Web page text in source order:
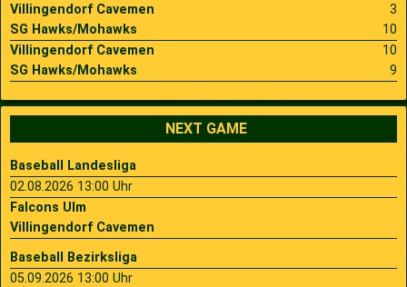
Villingendorf Cavemen
3
SG Hawks/Mohawks
10
Villingendorf Cavemen
10
SG Hawks/Mohawks
9
NEXT GAME
Baseball Landesliga
02.08.2026 13:00 Uhr
Falcons Ulm
Villingendorf Cavemen
Baseball Bezirksliga
05.09.2026 13:00 Uhr